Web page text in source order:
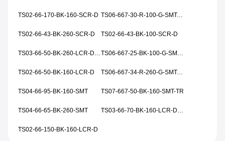
TS02-66-170-BK-160-SCR-D TS06-667-30-R-100-G-SMT-TR
TS02-66-43-BK-260-SCR-D TS02-66-43-BK-100-SCR-D
TS03-66-50-BK-260-LCR-D-67 TS06-667-25-BK-100-G-SMT-TR
TS02-66-50-BK-160-LCR-D TS06-667-34-R-260-G-SMT-TR
TS04-66-95-BK-160-SMT TS07-667-50-BK-160-SMT-TR
TS04-66-65-BK-260-SMT TS03-66-70-BK-160-LCR-D-67
TS02-66-150-BK-160-LCR-D